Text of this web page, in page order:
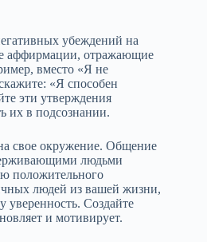
убеждений на
аффирмации, отражающие
вместо «Я не
«Я способен
эти утверждения
их в подсознании.
свое окружение. Общение
людьми
положительного
людей из вашей жизни,
Создайте
и мотивирует.